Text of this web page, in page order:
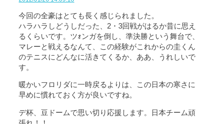
今回の全豪はとても長く感じられました。
ハラハラしどうしだった、2・3回戦がはるか昔に思え
るくらいです。ツｫンガを倒し、準決勝という舞台で、
マレーと戦えるなんて、この経験がこれからの圭くん
のテニスにどんなに活きてくるか、ああ、うれしいで
す。
暖かいフロリダに一時戻るよりは、この日本の寒さに
早めに慣れておく方が良いですね。
デ杯、豆ドームで思い切り応援します。日本チーム頑